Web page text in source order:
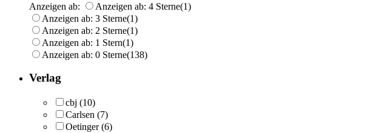
Anzeigen ab: Anzeigen ab: 4 Sterne(1)
Anzeigen ab: 3 Sterne(1)
Anzeigen ab: 2 Sterne(1)
Anzeigen ab: 1 Stern(1)
Anzeigen ab: 0 Sterne(138)
Verlag
cbj (10)
Carlsen (7)
Oetinger (6)